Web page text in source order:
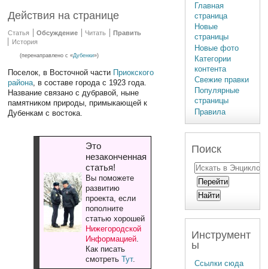
Действия на странице
Статья Обсуждение Читать
Править
История
(перенаправлено с «Дубенки»)
Поселок, в Восточной части Приокского
района, в составе города с 1923 года.
Название связано с дубравой, ныне
памятником природы, примыкающей к
Дубенкам с востока.
Это
незаконченная
статья!
Вы поможете
развитию
проекта, если
пополните
статью хорошей
Нижегородской
Информацией.
Как писать
смотреть Тут.
Главная
страница
Новые
страницы
Новые фото
Категории
контента
Свежие правки
Популярные
страницы
Правила
Поиск
Инструмент
ы
Ссылки сюда